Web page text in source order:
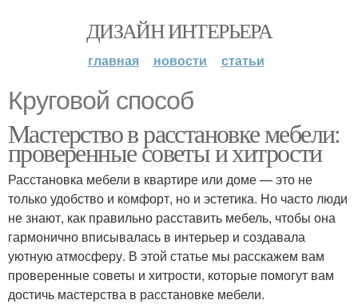
ДИЗАЙН ИНТЕРЬЕРА
главная новости статьи
Круговой способ
Мастерство в расстановке мебели:
проверенные советы и хитрости
Расстановка мебели в квартире или доме — это не
только удобство и комфорт, но и эстетика. Но часто люди
не знают, как правильно расставить мебель, чтобы она
гармонично вписывалась в интерьер и создавала
уютную атмосферу. В этой статье мы расскажем вам
проверенные советы и хитрости, которые помогут вам
достичь мастерства в расстановке мебели.